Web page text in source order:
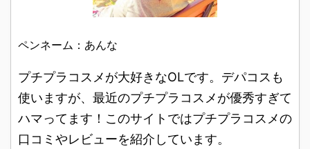
を使い始めたきっかけ
目の周りや口周りが乾燥
なったからです。 肌がカ
サカサとして、汚く見え
てメイクをする時に汚く
見えるため、ニベアソフ
ト スキンケアクリームを
は学生時代でした。友達
た。 学生時代で制服がス
カートだったので、冬場
になると膝も乾燥してし
まい、白く粉を吹くよう
なこともありました。そ
ペンネーム：あんな
プチプラコスメが大好きなOLです。デパコスも
使いますが、最近のプチプラコスメが優秀すぎて
ハマってます！このサイトではプチプラコスメの
口コミやレビューを紹介しています。